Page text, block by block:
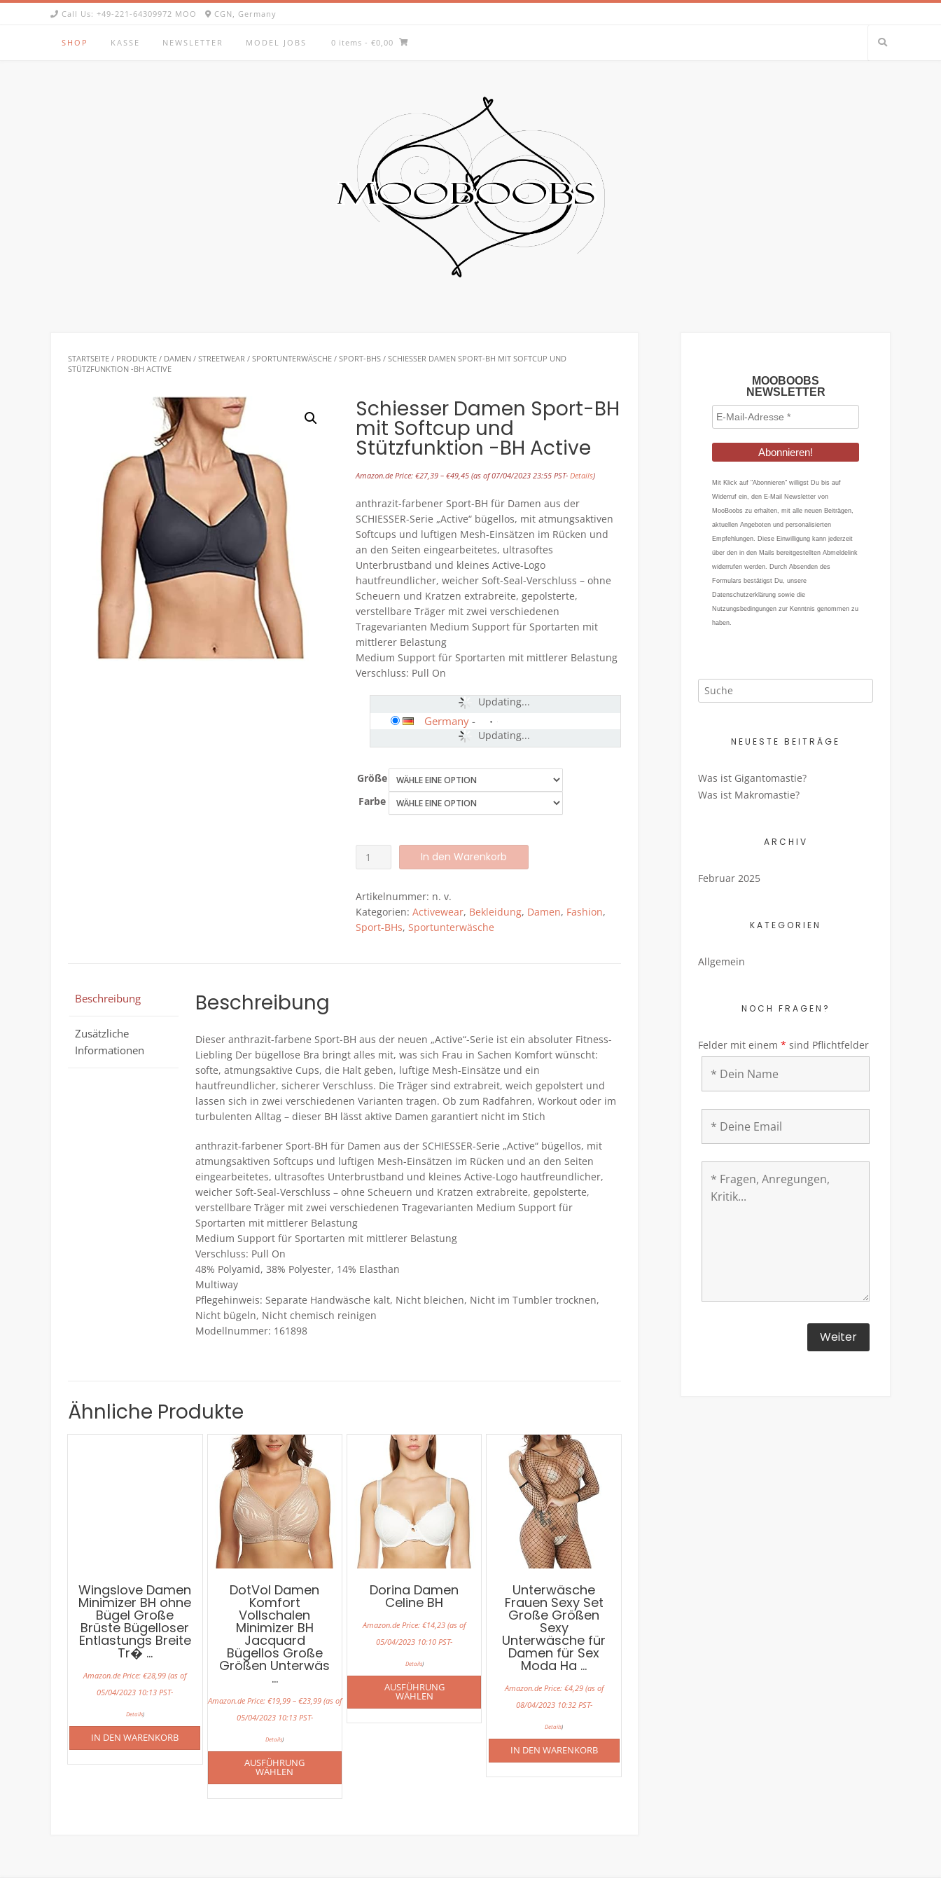
Skip
Call Us: +49-221-64309972 MOO CGN, Germany
SHOP KASSE NEWSLETTER MODEL JOBS 0 items - €0,00
STARTSEITE / PRODUKTE / DAMEN / STREETWEAR / SPORTUNTERWÄSCHE / SPORT-BHS / SCHIESSER DAMEN SPORT-BH MIT SOFTCUP UND
STÜTZFUNKTION -BH ACTIVE
Schiesser Damen Sport-BH
mit Softcup und
Stützfunktion -BH Active
Amazon.de Price: €27,39– €49,45(as of 07/04/2023 23:55 PST- Details)
anthrazit-farbener Sport-BH für Damen aus der
SCHIESSER-Serie „Active“ bügellos, mit atmungsaktiven
Softcups und luftigen Mesh-Einsätzen im Rücken und
an den Seiten eingearbeitetes, ultrasoftes
Unterbrustband und kleines Active-Logo
hautfreundlicher, weicher Soft-Seal-Verschluss – ohne
Scheuern und Kratzen extrabreite, gepolsterte,
verstellbare Träger mit zwei verschiedenen
Tragevarianten Medium Support für Sportarten mit
mittlerer Belastung
Medium Support für Sportarten mit mittlerer Belastung
Verschluss: Pull On
Updating...
Updating...
Germany-
Größe
Farbe
Schiesser
Damen
BH
mit
Softcup
In den Warenkorb
Artikelnummer: n. v.
Kategorien: Activewear, Bekleidung, Damen, Fashion,
Sport-BHs, Sportunterwäsche
Beschreibung
Zusätzliche
Informationen
Beschreibung
Dieser anthrazit-farbene Sport-BH aus der neuen „Active“-Serie ist ein absoluter Fitness-
Liebling Der bügellose Bra bringt alles mit, was sich Frau in Sachen Komfort wünscht:
softe, atmungsaktive Cups, die Halt geben, luftige Mesh-Einsätze und ein
hautfreundlicher, sicherer Verschluss. Die Träger sind extrabreit, weich gepolstert und
lassen sich in zwei verschiedenen Varianten tragen. Ob zum Radfahren, Workout oder im
turbulenten Alltag – dieser BH lässt aktive Damen garantiert nicht im Stich
anthrazit-farbener Sport-BH für Damen aus der SCHIESSER-Serie „Active“ bügellos, mit
atmungsaktiven Softcups und luftigen Mesh-Einsätzen im Rücken und an den Seiten
eingearbeitetes, ultrasoftes Unterbrustband und kleines Active-Logo hautfreundlicher,
weicher Soft-Seal-Verschluss – ohne Scheuern und Kratzen extrabreite, gepolsterte,
verstellbare Träger mit zwei verschiedenen Tragevarianten Medium Support für
Sportarten mit mittlerer Belastung
Medium Support für Sportarten mit mittlerer Belastung
Verschluss: Pull On
48% Polyamid, 38% Polyester, 14% Elasthan
Multiway
Pflegehinweis: Separate Handwäsche kalt, Nicht bleichen, Nicht im Tumbler trocknen,
Nicht bügeln, Nicht chemisch reinigen
Modellnummer: 161898
Ähnliche Produkte
Wingslove Damen
Minimizer BH ohne
Bügel Große
Brüste Bügelloser
Entlastungs Breite
Tr� …
Amazon.de Price:€28,99 (as of
05/04/2023 10:13 PST-
Details)
IN DEN WARENKORB
DotVol Damen
Komfort
Vollschalen
Minimizer BH
Jacquard
Bügellos Große
Größen Unterwäs
…
Amazon.de Price: €19,99– €23,99(as of
05/04/2023 10:13 PST-
Details)
AUSFÜHRUNG
WÄHLEN
Dorina Damen
Celine BH
Amazon.de Price:€14,23 (as of
05/04/2023 10:10 PST-
Details)
AUSFÜHRUNG
WÄHLEN
Unterwäsche
Frauen Sexy Set
Große Größen
Sexy
Unterwäsche für
Damen für Sex
Moda Ha …
Amazon.de Price: €4,29(as of
08/04/2023 10:32 PST-
Details)
IN DEN WARENKORB
MOOBOOBS
NEWSLETTER
E-
Mail-
Mit Klick auf "Abonnieren" willigst Du bis auf
Widerruf ein, den E-Mail Newsletter von
MooBoobs zu erhalten, mit alle neuen Beiträgen,
aktuellen Angeboten und personalisierten
Empfehlungen. Diese Einwilligung kann jederzeit
über den in den Mails bereitgestellten Abmeldelink
widerrufen werden. Durch Absenden des
Formulars bestätigst Du, unsere
Datenschutzerklärung sowie die
Nutzungsbedingungen zur Kenntnis genommen zu
haben.
NEUESTE BEITRÄGE
Was ist Gigantomastie?
Was ist Makromastie?
ARCHIV
Februar 2025
KATEGORIEN
Allgemein
NOCH FRAGEN?
Felder mit einem * sind Pflichtfelder